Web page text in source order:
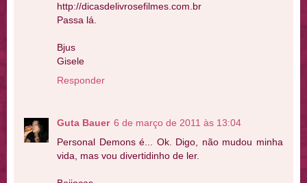
http://dicasdelivrosefilmes.com.br
Passa lá.
Bjus
Gisele
Responder
Guta Bauer 6 de março de 2011 às 13:04
Personal Demons é... Ok. Digo, não mudou minha
vida, mas vou divertidinho de ler.